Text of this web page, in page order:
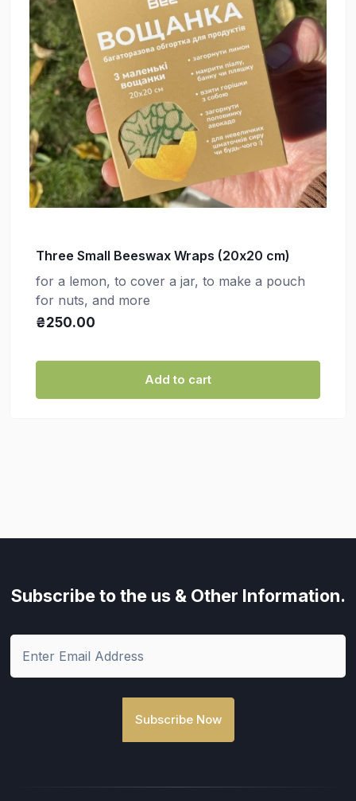
Three Small Beeswax Wraps (20х20 cm)
for a lemon, to cover a jar, to make a pouch
for nuts, and more
₴250.00
Add to cart
Subscribe to the us & Other Information.
Subscribe Now